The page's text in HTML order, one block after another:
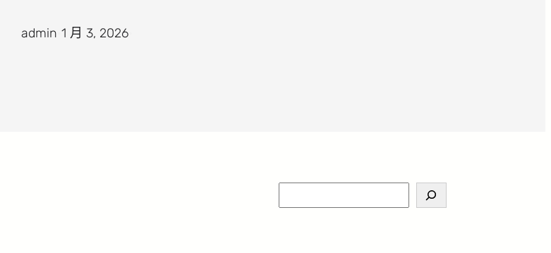
admin 1 月 3, 2026
e